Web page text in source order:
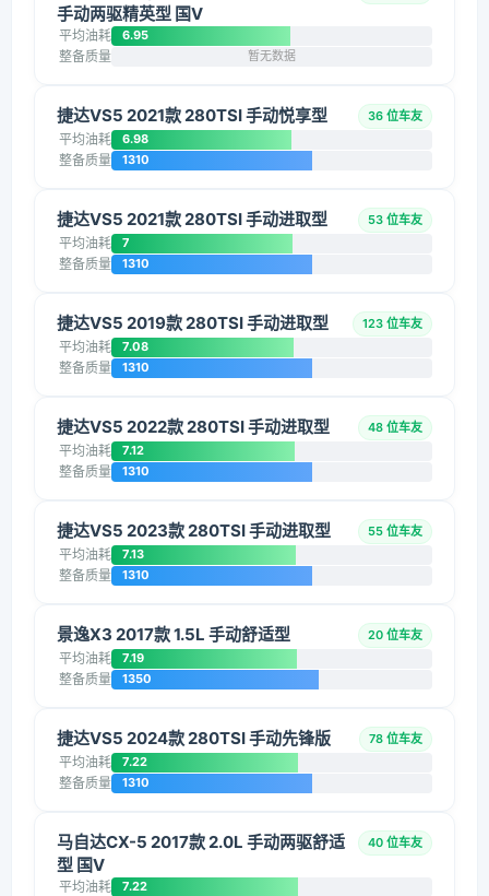
手动两驱精英型 国V
平均油耗 6.95
整备质量 暂无数据
捷达VS5 2021款 280TSI 手动悦享型 36 位车友
平均油耗 6.98
整备质量 1310
捷达VS5 2021款 280TSI 手动进取型 53 位车友
平均油耗 7
整备质量 1310
捷达VS5 2019款 280TSI 手动进取型 123 位车友
平均油耗 7.08
整备质量 1310
捷达VS5 2022款 280TSI 手动进取型 48 位车友
平均油耗 7.12
整备质量 1310
捷达VS5 2023款 280TSI 手动进取型 55 位车友
平均油耗 7.13
整备质量 1310
景逸X3 2017款 1.5L 手动舒适型 20 位车友
平均油耗 7.19
整备质量 1350
捷达VS5 2024款 280TSI 手动先锋版 78 位车友
平均油耗 7.22
整备质量 1310
马自达CX-5 2017款 2.0L 手动两驱舒适
型 国V
40 位车友
平均油耗 7.22